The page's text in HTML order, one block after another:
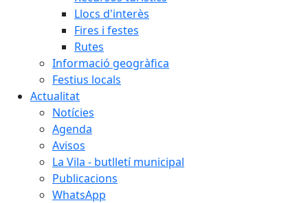
Llocs d'interès
Fires i festes
Rutes
Informació geogràfica
Festius locals
Actualitat
Notícies
Agenda
Avisos
La Vila - butlletí municipal
Publicacions
WhatsApp